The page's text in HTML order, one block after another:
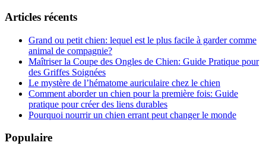
Articles récents
Grand ou petit chien: lequel est le plus facile à garder comme
animal de compagnie?
Maîtriser la Coupe des Ongles de Chien: Guide Pratique pour
des Griffes Soignées
Le mystère de l’hématome auriculaire chez le chien
Comment aborder un chien pour la première fois: Guide
pratique pour créer des liens durables
Pourquoi nourrir un chien errant peut changer le monde
Populaire